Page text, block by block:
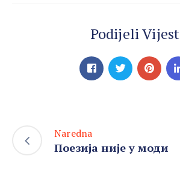
Podijeli Vijest
Naredna
Поезија није у моди